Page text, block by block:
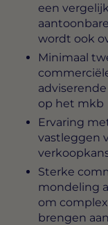
een
wordt ook
Minimaal
op het mkb
Ervaring
vastleggen
Sterke
mondeling
om
brengen